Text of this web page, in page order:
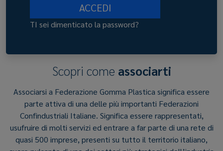
ACCEDI
TI sei dimenticato la password?
Scopri come associarti
Associarsi a Federazione Gomma Plastica significa essere
parte attiva di una delle più importanti Federazioni
Confindustriali Italiane. Significa essere rappresentati,
usufruire di molti servizi ed entrare a far parte di una rete di
quasi 500 imprese, presenti su tutto il territorio italiano,